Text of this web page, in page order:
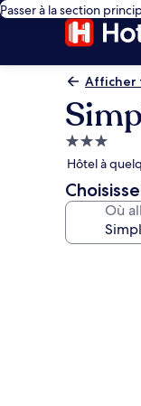
Passer à la section
Afficher
3.0 étoiles
Hôtel à
Où